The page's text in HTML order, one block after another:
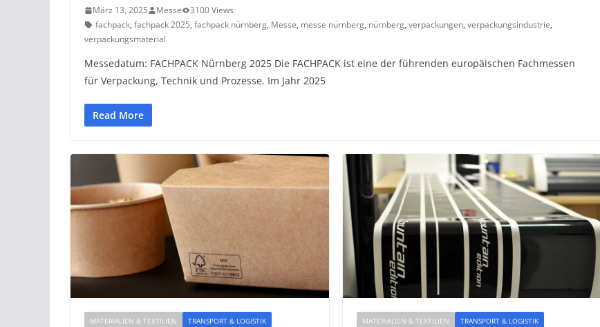
März 13, 2025 Messe
3100 Views
fachpack, fachpack 2025, fachpack nürnberg, Messe, messe nürnberg, nürnberg, verpackungen, verpackungsindustrie,
verpackungsmaterial
Messedatum: FACHPACK Nürnberg 2025 Die FACHPACK ist eine der führenden europäischen Fachmessen
für Verpackung, Technik und Prozesse. Im Jahr 2025
Read More
MATERIALIEN & TEXTILIEN TRANSPORT & LOGISTIK MATERIALIEN & TEXTILIEN TRANSPORT & LOGISTIK